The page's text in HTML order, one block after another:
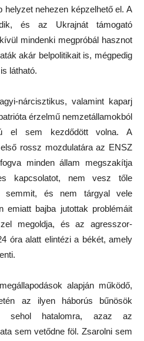
helyzet nehezen képzelhető el. A
és az Ukrajnát támogató
mindenki megpróbál hasznot
akár belpolitikait is, mégpedig
látható.
nárcisztikus, valamint kaparj
érzelmű nemzetállamokból
el sem kezdődött volna. A
rossz mozdulatára az ENSZ
minden állam megszakítja
kapcsolatot, nem vesz tőle
semmit, és nem tárgyal vele
emiatt bajba jutottak problémáit
megoldja, és az agresszor-
óra alatt elintézi a békét, amely
alapján működő,
az ilyen háborús bűnösök
sehol hatalomra, azaz az
sem vetődne föl. Zsarolni sem